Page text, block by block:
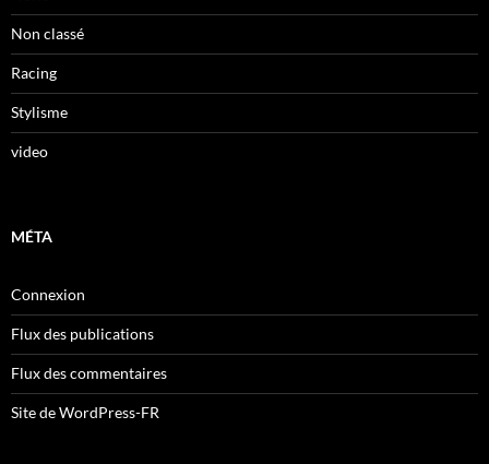
Non classé
Racing
Stylisme
video
MÉTA
Connexion
Flux des publications
Flux des commentaires
Site de WordPress-FR